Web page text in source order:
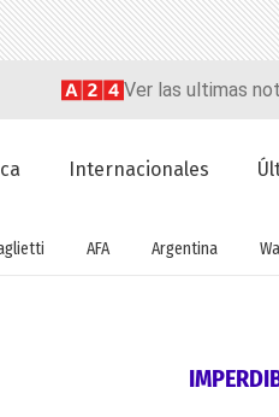
Ver las ultimas
Internacionales
AFA Argentina